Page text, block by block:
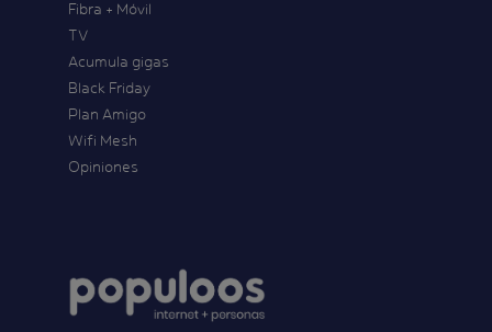
Fibra + Móvil
TV
Acumula gigas
Black Friday
Plan Amigo
Wifi Mesh
Opiniones